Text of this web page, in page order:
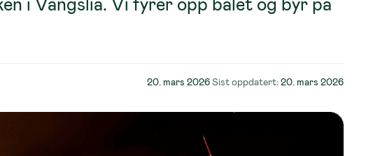
Lagt
20. mars 2026Sist oppdatert:20. mars 2026